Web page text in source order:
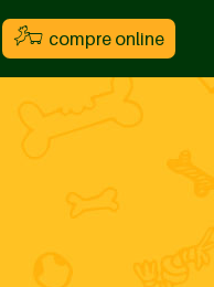
compre online